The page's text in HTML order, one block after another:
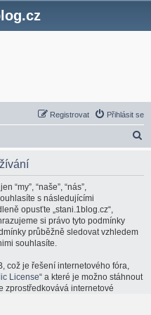
Přihlásit se
Registrovat
“my”, “naše”, “nás”,
s následujícími
opusťte „stani.1blog.cz“,
si právo tyto podmínky
průběžně sledovat vzhledem
souhlasíte.
což je řešení internetového fóra,
License“ a které je možno stáhnout
zprostředkovává internetové